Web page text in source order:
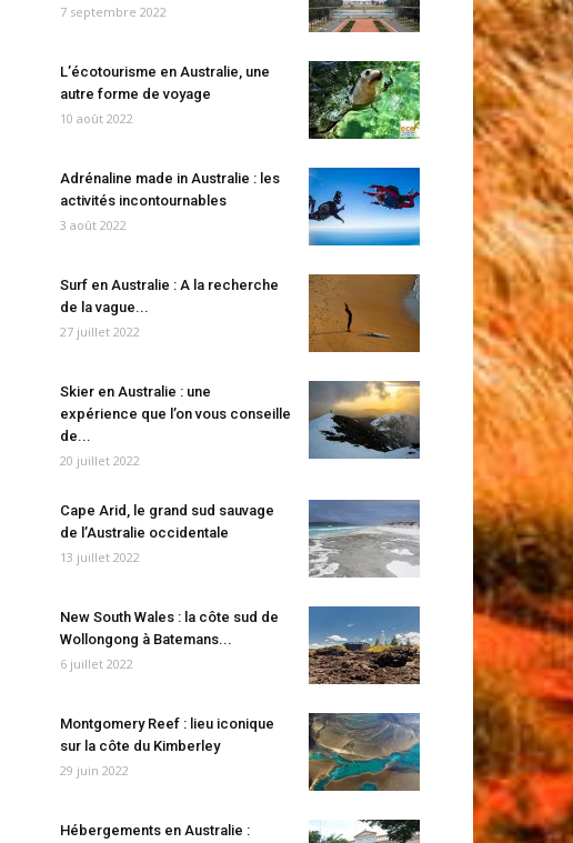
7 septembre 2022
L’écotourisme en Australie, une
autre forme de voyage
10 août 2022
Adrénaline made in Australie : les
activités incontournables
3 août 2022
Surf en Australie : A la recherche
de la vague...
27 juillet 2022
Skier en Australie : une
expérience que l’on vous conseille
de...
20 juillet 2022
Cape Arid, le grand sud sauvage
de l’Australie occidentale
13 juillet 2022
New South Wales : la côte sud de
Wollongong à Batemans...
6 juillet 2022
Montgomery Reef : lieu iconique
sur la côte du Kimberley
29 juin 2022
Hébergements en Australie :